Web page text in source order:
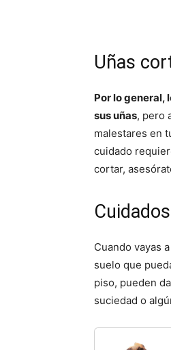
Uñas
Por lo general,
sus uñas, pero
malestares en
cuidado
cortar,
Cuando vayas a
suelo que
piso, pueden
suciedad o